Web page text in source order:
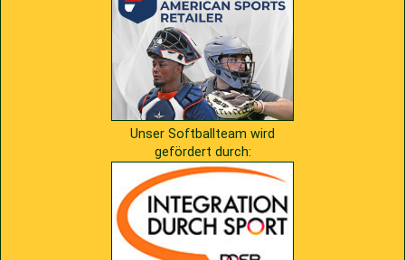
Unser Softballteam wird
gefördert durch: